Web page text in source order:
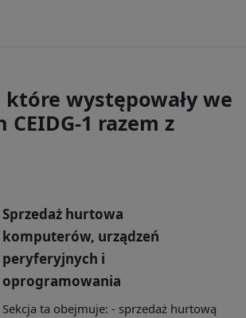
które występowały we
1 razem z
Sprzedaż hurtowa
komputerów, urządzeń
peryferyjnych i
oprogramowania
Sekcja ta obejmuje: - sprzedaż hurtową